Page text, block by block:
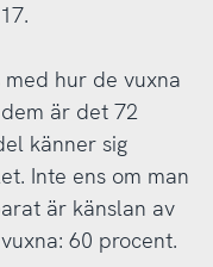
hur de vuxna
är det 72
känner sig
Inte ens om man
är känslan av
60 procent.